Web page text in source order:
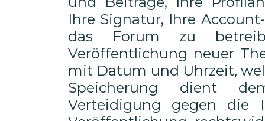
Ihre Signatur, Ihre
das Forum zu
Veröffentlichung neuer
mit Datum und Uhrzeit,
Speicherung dient
Verteidigung gegen die